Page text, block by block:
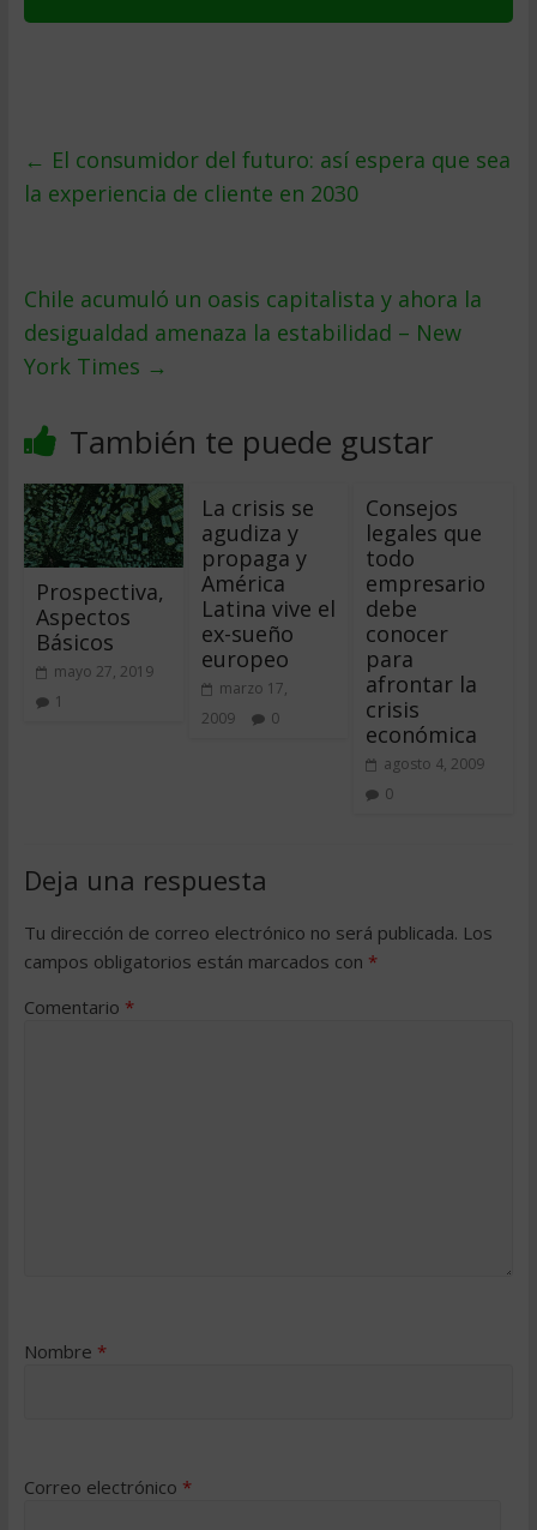
← El consumidor del futuro: así espera que sea
la experiencia de cliente en 2030
Chile acumuló un oasis capitalista y ahora la
desigualdad amenaza la estabilidad – New
York Times →
También te puede gustar
Prospectiva,
Aspectos
Básicos
mayo 27, 2019
1
La crisis se
agudiza y
propaga y
América
Latina vive el
ex-sueño
europeo
marzo 17,
2009
0
Consejos
legales que
todo
empresario
debe
conocer
para
afrontar la
crisis
económica
agosto 4, 2009
0
Deja una respuesta
Tu dirección de correo electrónico no será publicada. Los
campos obligatorios están marcados con *
Comentario *
Nombre *
Correo electrónico *